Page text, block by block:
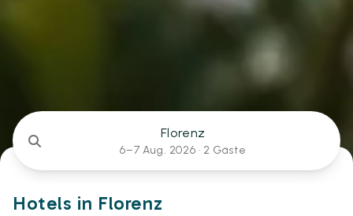
Florenz
6–7 Aug. 2026 · 2 Gäste
Hotels in Florenz